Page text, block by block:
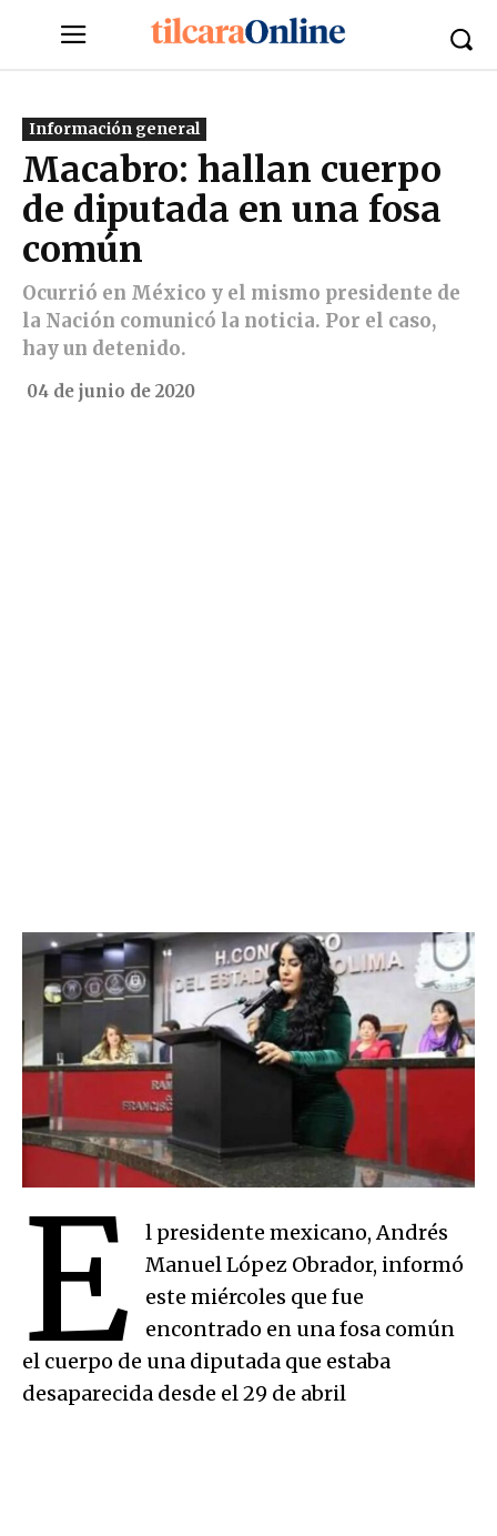
Información general
Macabro: hallan cuerpo
de diputada en una fosa
común
Ocurrió en México y el mismo presidente de
la Nación comunicó la noticia. Por el caso,
hay un detenido.
04 de junio de 2020
E
l presidente mexicano, Andrés
Manuel López Obrador, informó
este miércoles que fue
encontrado en una fosa común
el cuerpo de una diputada que estaba
desaparecida desde el 29 de abril